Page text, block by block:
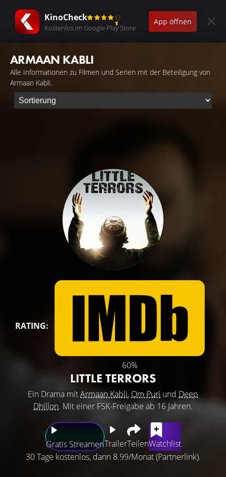
KinoCheck
Kostenlos im Google Play Store
App öffnen
ARMAAN KABLI
Alle Informationen zu Filmen und Serien mit der Beteiligung von
Armaan Kabli.
RATING:
60%
LITTLE TERRORS
Ein Drama mitArmaan Kabli, Om Puri und Deep
Dhillon. Mit einer FSK-Freigabe ab 16 Jahren.
Gratis StreamenTrailerTeilenWatchlist
30 Tage kostenlos, dann 8.99/Monat (Partnerlink).